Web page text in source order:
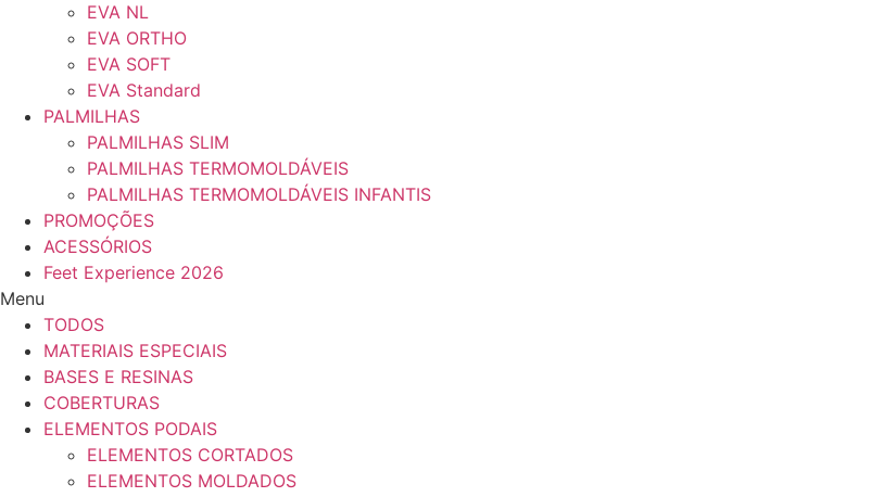
EVA NL
EVA ORTHO
EVA SOFT
EVA Standard
PALMILHAS
PALMILHAS SLIM
PALMILHAS TERMOMOLDÁVEIS
PALMILHAS TERMOMOLDÁVEIS INFANTIS
PROMOÇÕES
ACESSÓRIOS
Feet Experience 2026
Menu
TODOS
MATERIAIS ESPECIAIS
BASES E RESINAS
COBERTURAS
ELEMENTOS PODAIS
ELEMENTOS CORTADOS
ELEMENTOS MOLDADOS